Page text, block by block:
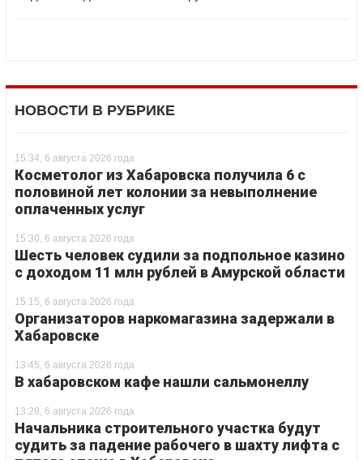
НОВОСТИ В РУБРИКЕ
15:34, 6 августа 2026 года
Косметолог из Хабаровска получила 6 с
половиной лет колонии за невыполнение
оплаченных услуг
15:30, 6 августа 2026 года
Шесть человек судили за подпольное казино
с доходом 11 млн рублей в Амурской области
15:15, 6 августа 2026 года
Организаторов наркомагазина задержали в
Хабаровске
13:45, 6 августа 2026 года
В хабаровском кафе нашли сальмонеллу
13:28, 6 августа 2026 года
Начальника строительного участка будут
судить за падение рабочего в шахту лифта с